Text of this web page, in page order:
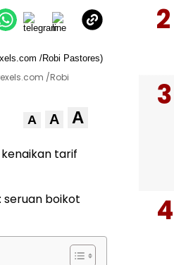
/Robi
A A A
kenaikan tarif
seruan boikot